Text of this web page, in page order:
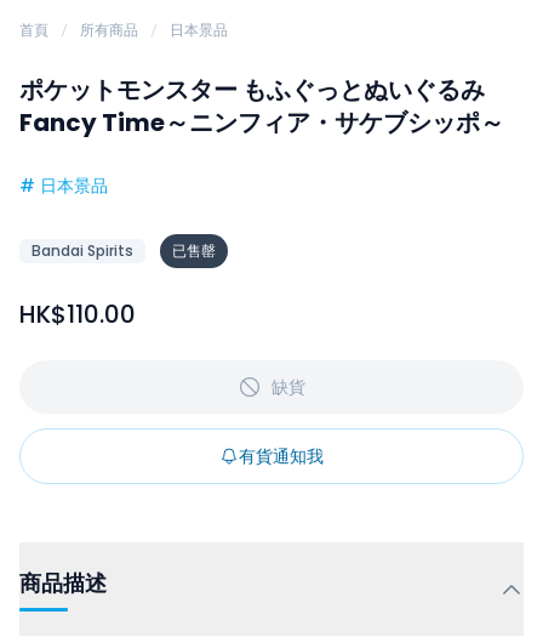
首頁 所有商品 日本景品
ポケットモンスター もふぐっとぬいぐるみ
Fancy Time～ニンフィア・サケブシッポ～
# 日本景品
Bandai Spirits 已售罄
HK$110.00
缺貨
有貨通知我
商品描述